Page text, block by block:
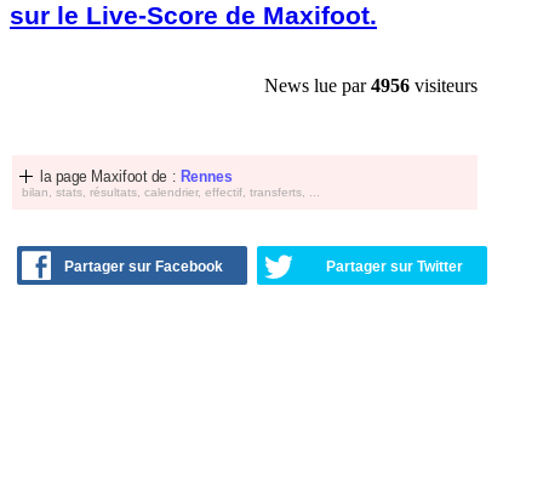
sur le Live-Score de Maxifoot.
News lue par4956 visiteurs
la page Maxifoot de : Rennes
bilan, stats, résultats, calendrier, effectif, transferts, ...
Partager sur Facebook Partager sur Twitter